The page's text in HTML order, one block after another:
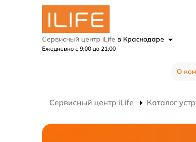
Сервисный центр iLife в Краснодаре
Ежедневно с 9:00 до 21:00
О
Сервисный центр iLife Каталог